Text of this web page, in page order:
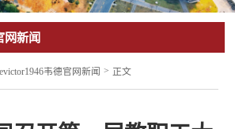
网新闻
韦德官网新闻 > 正文